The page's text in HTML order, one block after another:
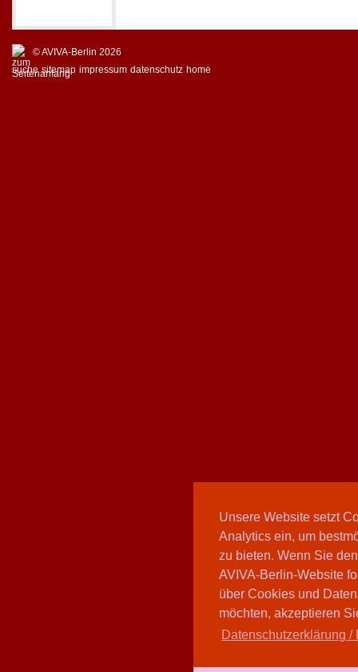
Unsere Website setzt
Analytics ein, um
zu bieten. Wenn Sie
AVIVA-Berlin-Website
über Cookies und
möchten, akzeptieren
Datenschutzerklärung /
© AVIVA-Berlin 2026
suche sitemap impressum datenschutz home